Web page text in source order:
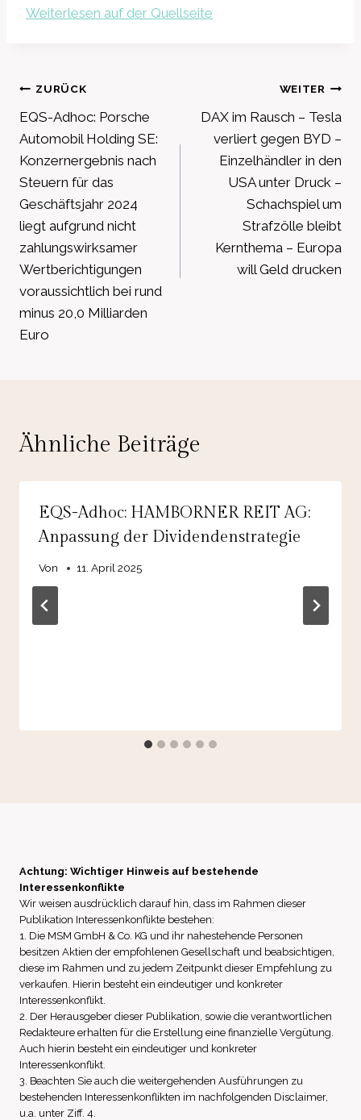
Weiterlesen auf der Quellseite
Beitragsnavigation
ZURÜCK
EQS-Adhoc: Porsche
Automobil Holding SE:
Konzernergebnis nach
Steuern für das
Geschäftsjahr 2024
liegt aufgrund nicht
zahlungswirksamer
Wertberichtigungen
voraussichtlich bei rund
minus 20,0 Milliarden
Euro
WEITER
DAX im Rausch – Tesla
verliert gegen BYD –
Einzelhändler in den
USA unter Druck –
Schachspiel um
Strafzölle bleibt
Kernthema – Europa
will Geld drucken
Ähnliche Beiträge
EQS-Adhoc: HAMBORNER REIT AG:
Anpassung der Dividendenstrategie
Von 11. April 2025
Achtung: Wichtiger Hinweis auf bestehende
Interessenkonflikte
Wir weisen ausdrücklich darauf hin, dass im Rahmen dieser
Publikation Interessenkonflikte bestehen:
1. Die MSM GmbH & Co. KG und ihr nahestehende Personen
besitzen Aktien der empfohlenen Gesellschaft und beabsichtigen,
diese im Rahmen und zu jedem Zeitpunkt dieser Empfehlung zu
verkaufen. Hierin besteht ein eindeutiger und konkreter
Interessenkonflikt.
2. Der Herausgeber dieser Publikation, sowie die verantwortlichen
Redakteure erhalten für die Erstellung eine finanzielle Vergütung.
Auch hierin besteht ein eindeutiger und konkreter
Interessenkonflikt.
3. Beachten Sie auch die weitergehenden Ausführungen zu
bestehenden Interessenkonflikten im nachfolgenden Disclaimer,
u.a. unter Ziff. 4.